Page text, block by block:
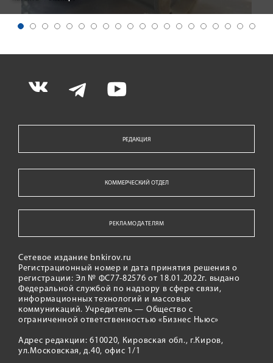
РЕДАКЦИЯ
КОММЕРЧЕСКИЙ ОТДЕЛ
РЕКЛАМОДАТЕЛЯМ
Сетевое издание bnkirov.ru
Регистрационный номер и дата принятия решения о
регистрации: Эл № ФС77-82576 от 18.01.2022г. выдано
Федеральной службой по надзору в сфере связи,
информационных технологий и массовых
коммуникаций. Учредитель — Общество с
ограниченной ответственностью «Бизнес Ньюс»
Адрес редакции: 610020, Кировская обл., г.Киров,
ул.Московская, д.40, офис 1/1